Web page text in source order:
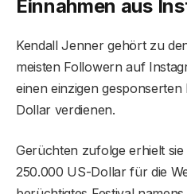
Einnahmen aus
Kendall Jenner gehört zu
meisten Followern auf
einen einzigen
Dollar verdienen.
Gerüchten zufolge erhielt
250.000 US-Dollar für die